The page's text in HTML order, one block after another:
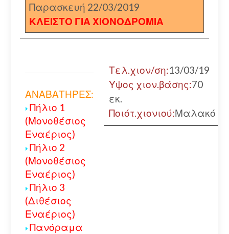
Παρασκευή 22/03/2019
ΚΛΕΙΣΤΟ ΓΙΑ ΧΙΟΝΟΔΡΟΜΙΑ
ΑΝΑΒΑΤΗΡΕΣ:
Πήλιο 1
(Μονοθέσιος
Εναέριος)
Πήλιο 2
(Μονοθέσιος
Εναέριος)
Πήλιο 3
(Διθέσιος
Εναέριος)
Πανόραμα
Τελ.χιον/ση:13/03/19
Υψος χιον.βάσης:70
εκ.
Ποιότ.χιονιού:Μαλακό